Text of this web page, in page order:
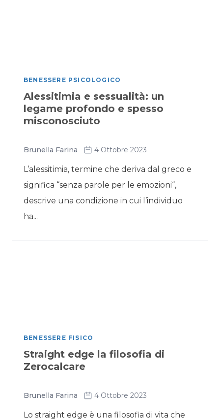
BENESSERE PSICOLOGICO
Alessitimia e sessualità: un
legame profondo e spesso
misconosciuto
Brunella Farina 4 Ottobre 2023
L’alessitimia, termine che deriva dal greco e
significa “senza parole per le emozioni“,
descrive una condizione in cui l’individuo
ha...
BENESSERE FISICO
Straight edge la filosofia di
Zerocalcare
Brunella Farina 4 Ottobre 2023
Lo straight edge è una filosofia di vita che